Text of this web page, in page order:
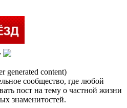
generated content)
сообщество, где любой
пост на тему о частной жизни
знаменитостей.